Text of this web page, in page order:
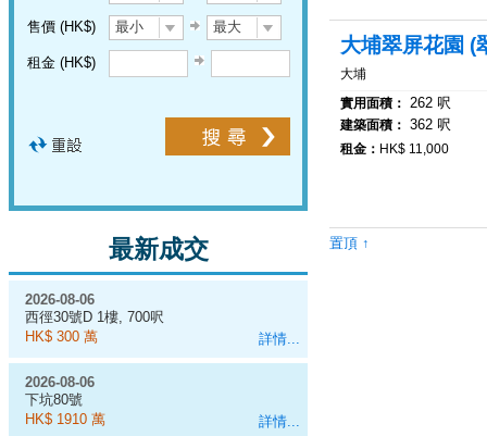
售價 (HK$) 最小 最大
租金 (HK$)
最新成交
詳情...
2026-08-06
西徑30號D 1樓, 700呎
HK$ 300 萬
詳情...
2026-08-06
下坑80號
HK$ 1910 萬
大埔翠屏花園 (
大埔
實用面積： 262 呎
建築面積： 362 呎
租金： HK$ 11,000
置頂 ↑